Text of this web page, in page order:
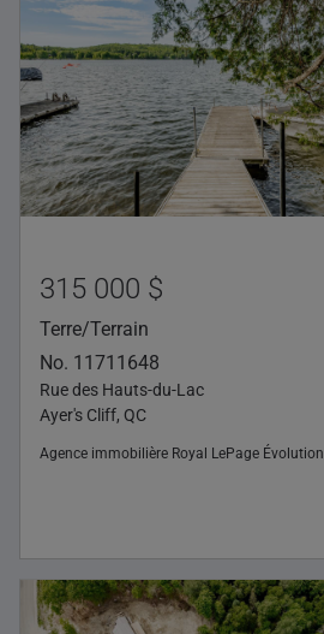
315 000 $
Terre/Terrain
No. 11711648
Rue des Hauts-du-Lac
Ayer's Cliff, QC
Agence immobilière Royal LePage Évolution